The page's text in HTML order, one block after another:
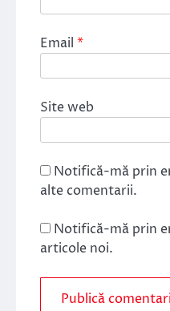
Email *
Site web
Notifică-mă prin
alte comentarii.
Notifică-mă prin
articole noi.